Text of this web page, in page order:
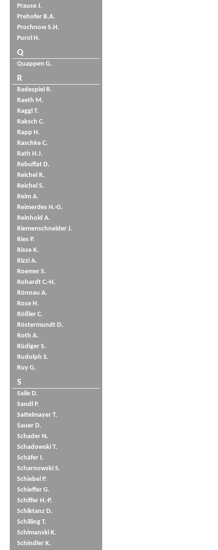
Prause J.
Prehofer B.A.
Prochnow S.H.
Purol H.
Q
Quappen G.
R
Radespiel R.
Raeth M.
Raggl T.
Raksch C.
Rapp H.
Raschke C.
Rath H.J.
Rebuffat D.
Reichel R.
Reichel S.
Reim A.
Reimerdes H.-G.
Reinhold A.
Riemenschneider J.
Ries P.
Risse K.
Rizzi A.
Roemer S.
Rohardt C.-H.
Rönnau A.
Rose H.
Rößler C.
Röstermundt D.
Roth A.
Rüdiger S.
Rudolph S.
Ruy G.
S
Saile D.
Sandl P.
Sattelmayer T.
Sauer D.
Schader N.
Schadowski T.
Schäfer I.
Scharnowski S.
Schiebel P.
Schieffer G.
Schiffer H.-P.
Schiktanz D.
Schilling T.
Schimanski K.
Schindler K.